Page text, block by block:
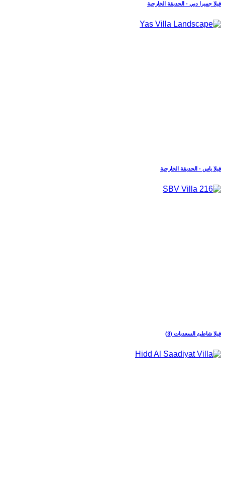
فيلا جميرا دبي - الحديقة الخارجية
فيلا ياس - الحديقة الخارجية
فيلا شاطئ السعديات (3)